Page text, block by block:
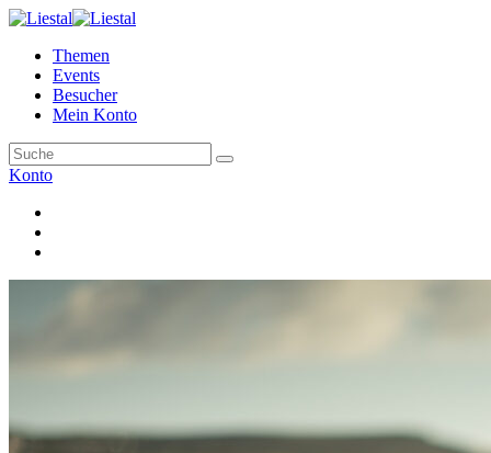
Themen
Events
Besucher
Mein Konto
Konto